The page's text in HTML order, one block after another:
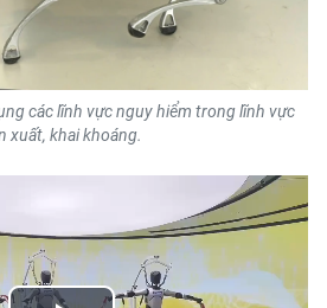
các lĩnh vực nguy hiểm trong lĩnh vực
xuất, khai khoáng.